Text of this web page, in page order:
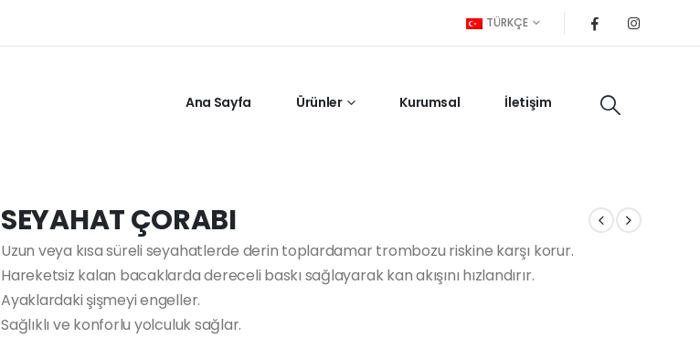
TÜRKÇE
Ana Sayfa Ürünler Kurumsal İletişim
SEYAHAT ÇORABI
Uzun veya kısa süreli seyahatlerde derin toplardamar trombozu riskine karşı korur.
Hareketsiz kalan bacaklarda dereceli baskı sağlayarak kan akışını hızlandırır.
Ayaklardaki şişmeyi engeller.
Sağlıklı ve konforlu yolculuk sağlar.